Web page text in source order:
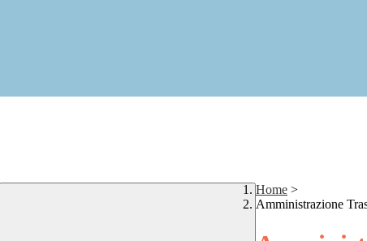
Home >
Amministrazione